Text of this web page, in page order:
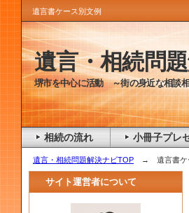
遺言書ケース別文例
遺言・相続問題解決ナビTOP → 遺言書ケ
サイト運営者について
遺言・相続問
堺市を中心に活動 ～街の身近な相談
相続の流れ 小冊子プレ